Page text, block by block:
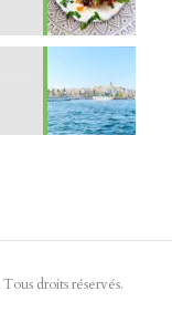
droits réservés.